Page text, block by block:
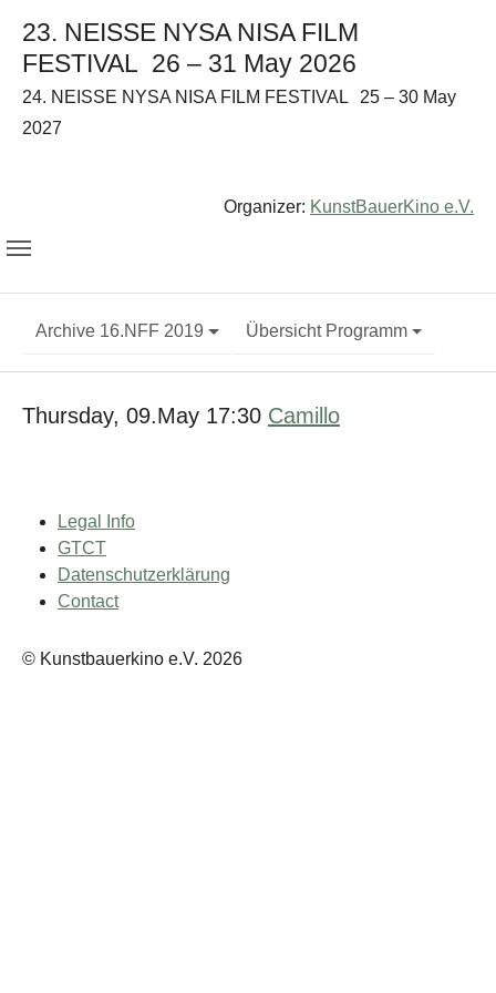
23. NEISSE NYSA NISA FILM
FESTIVAL 26 – 31 May 2026
24. NEISSE NYSA NISA FILM FESTIVAL
25 – 30 May
2027
Organizer: KunstBauerKino e.V.
Archive 16.NFF 2019 Übersicht Programm
Thursday, 09.May 17:30 Camillo
Legal Info
GTCT
Datenschutzerklärung
Contact
© Kunstbauerkino e.V. 2026